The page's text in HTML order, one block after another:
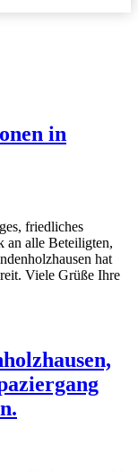
in
friedliches
an alle Beteiligten,
hat
Viele Grüße Ihre